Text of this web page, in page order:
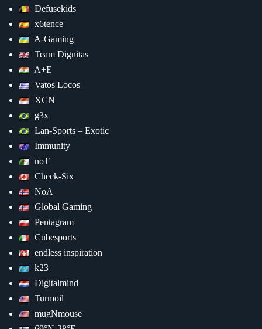
Defusekids
x6tence
A-Gaming
Team Dignitas
A+E
Vatos Locos
XCN
g3x
Lan-Sports – Exotic
Immunity
noT
Check-Six
NoA
Global Gaming
Pentagram
Cubesports
endless inspiration
k23
Digitalmind
Turmoil
mugNmouse